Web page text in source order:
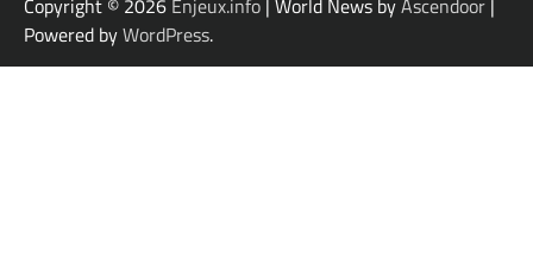
Copyright © 2026 Enjeux.info | World News byAscendoor |
Powered byWordPress.